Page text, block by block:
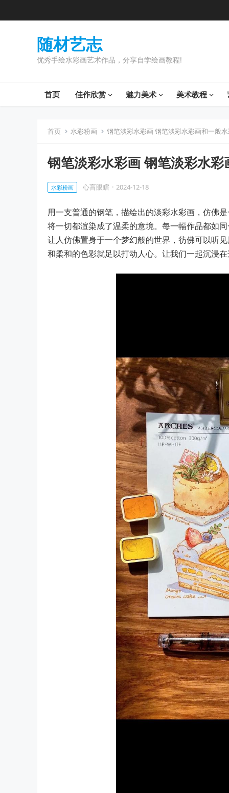
随材艺志
优秀手绘水彩画艺术作品，分享自学绘画教程!
首页 佳作欣赏 魅力美术 美术教程
首页 水彩粉画 钢笔淡彩水彩画 钢笔淡彩水彩画和一般
钢笔淡彩水彩画 钢笔淡彩水
水彩粉画 心盲眼瞎 · 2024-12-18
用一支普通的钢笔，描绘出的淡彩水彩画，仿佛
将一切都渲染成了温柔的意境。每一幅作品都如
让人仿佛置身于一个梦幻般的世界，彷佛可以听
和柔和的色彩就足以打动人心。让我们一起沉浸